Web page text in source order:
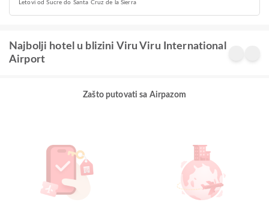
Letovi od Sucre do Santa Cruz de la Sierra
Najbolji hotel u blizini Viru Viru International
Airport
Zašto putovati sa Airpazom